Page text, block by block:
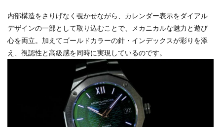
内部構造をさりげなく覗かせながら、カレンダー表示をダイアル
デザインの一部として取り込むことで、メカニカルな魅力と遊び
心を両立。加えてゴールドカラーの針・インデックスが彩りを添
え、視認性と高級感を同時に実現しているのです。